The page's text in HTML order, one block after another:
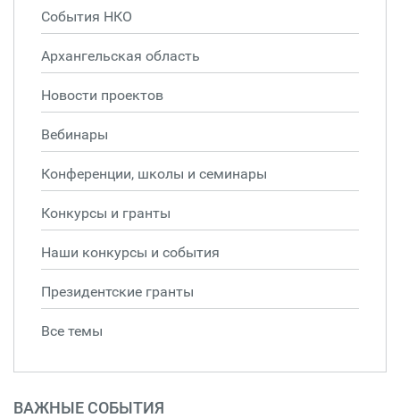
События НКО
Архангельская область
Новости проектов
Вебинары
Конференции, школы и семинары
Конкурсы и гранты
Наши конкурсы и события
Президентские гранты
Все темы
ВАЖНЫЕ СОБЫТИЯ